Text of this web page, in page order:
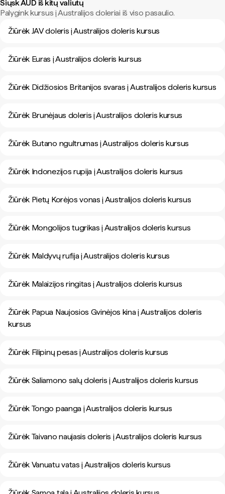
Siųsk AUD iš kitų valiutų
Palygink kursus į Australijos doleriai iš viso pasaulio.
Žiūrėk JAV doleris į Australijos doleris kursus
Žiūrėk Euras į Australijos doleris kursus
Žiūrėk Didžiosios Britanijos svaras į Australijos doleris kursus
Žiūrėk Brunėjaus doleris į Australijos doleris kursus
Žiūrėk Butano ngultrumas į Australijos doleris kursus
Žiūrėk Indonezijos rupija į Australijos doleris kursus
Žiūrėk Pietų Korėjos vonas į Australijos doleris kursus
Žiūrėk Mongolijos tugrikas į Australijos doleris kursus
Žiūrėk Maldyvų rufija į Australijos doleris kursus
Žiūrėk Malaizijos ringitas į Australijos doleris kursus
Žiūrėk Papua Naujosios Gvinėjos kina į Australijos doleris
kursus
Žiūrėk Filipinų pesas į Australijos doleris kursus
Žiūrėk Saliamono salų doleris į Australijos doleris kursus
Žiūrėk Tongo paanga į Australijos doleris kursus
Žiūrėk Taivano naujasis doleris į Australijos doleris kursus
Žiūrėk Vanuatu vatas į Australijos doleris kursus